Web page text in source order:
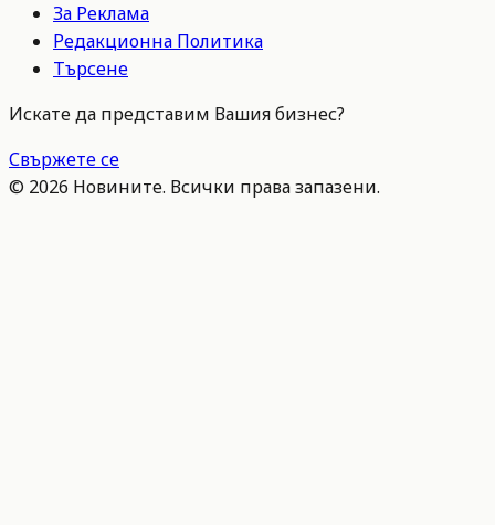
За Реклама
Редакционна Политика
Търсене
Искате да представим Вашия бизнес?
Свържете се
© 2026 Новините. Всички права запазени.